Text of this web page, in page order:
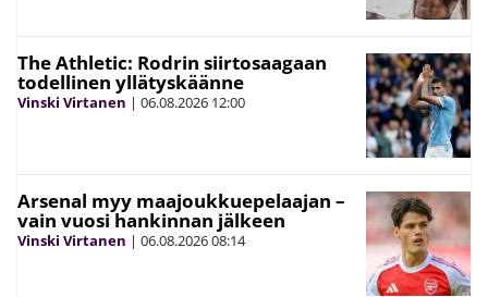
The Athletic: Rodrin siirtosaagaan
todellinen yllätyskäänne
Vinski Virtanen | 06.08.2026 12:00
Arsenal myy maajoukkuepelaajan –
vain vuosi hankinnan jälkeen
Vinski Virtanen | 06.08.202608:14